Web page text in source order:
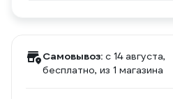
Самовывоз: c 14 августа,
бесплатно, из 1 магазина